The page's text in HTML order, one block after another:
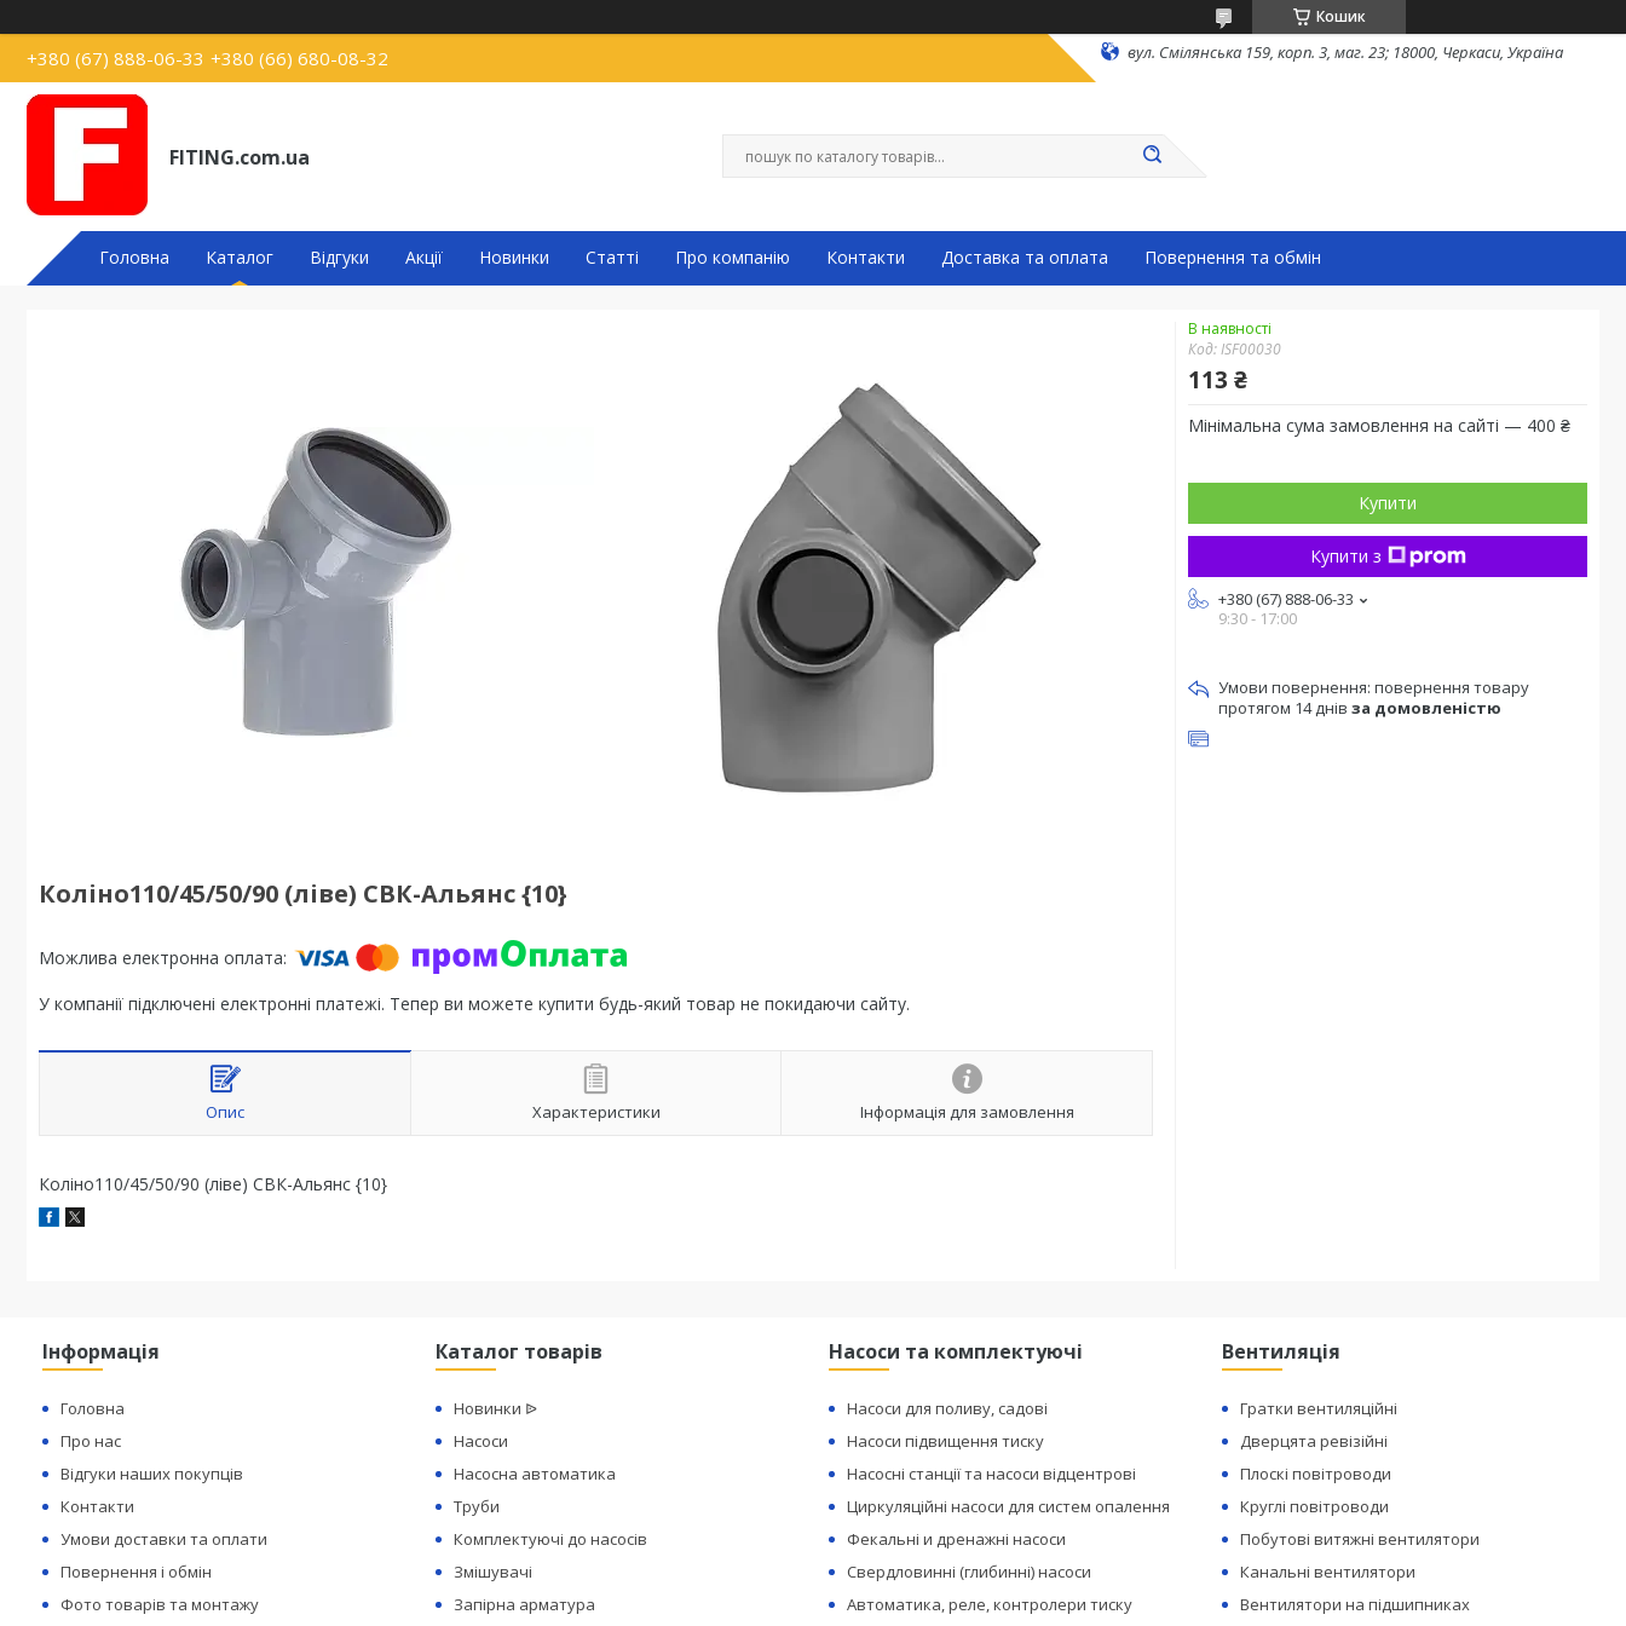
Кошик
+380 (67) 888-06-33 +380 (66) 680-08-32 вул. Смілянська 159, корп. 3, маг. 23; 18000, Черкаси, Україна
FITING.com.ua
Головна Каталог Відгуки Акції Новинки Статті Про компанію Контакти Доставка та оплата Повернення та обмін
Коліно110/45/50/90 (ліве) СВК-Альянс {10}
У компанії підключені електронні платежі. Тепер ви можете купити будь-який товар не покидаючи сайту.
Опис Характеристики Інформація для замовлення
Коліно110/45/50/90 (ліве) СВК-Альянс {10}
В наявності
Код:ISF00030
113 ₴
Мінімальна сума замовлення на сайті — 400 ₴
Купити
Купити з
+380 (67) 888-06-33
9:30 - 17:00
повернення товару
протягом 14 днів за домовленістю
Інформація
Головна
Про нас
Відгуки наших покупців
Контакти
Умови доставки та оплати
Повернення і обмін
Фото товарів та монтажу
Каталог товарів
Новинки ᐉ
Насоси
Насосна автоматика
Труби
Комплектуючі до насосів
Змішувачі
Запірна арматура
Насоси та комплектуючі
Насоси для поливу, садові
Насоси підвищення тиску
Насосні станції та насоси відцентрові
Циркуляційні насоси для систем опалення
Фекальні и дренажні насоси
Свердловинні (глибинні) насоси
Автоматика, реле, контролери тиску
Вентиляція
Гратки вентиляційні
Дверцята ревізійні
Плоскі повітроводи
Круглі повітроводи
Побутові витяжні вентилятори
Канальні вентилятори
Вентилятори на підшипниках